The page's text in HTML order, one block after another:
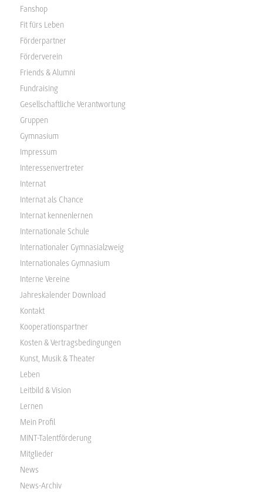
Fanshop
Fit fürs Leben
Förderpartner
Förderverein
Friends & Alumni
Fundraising
Gesellschaftliche Verantwortung
Gruppen
Gymnasium
Impressum
Interessenvertreter
Internat
Internat als Chance
Internat kennenlernen
Internationale Schule
Internationaler Gymnasialzweig
Internationales Gymnasium
Interne Vereine
Jahreskalender Download
Kontakt
Kooperationspartner
Kosten & Vertragsbedingungen
Kunst, Musik & Theater
Leben
Leitbild & Vision
Lernen
Mein Profil
MINT-Talentförderung
Mitglieder
News
News-Archiv